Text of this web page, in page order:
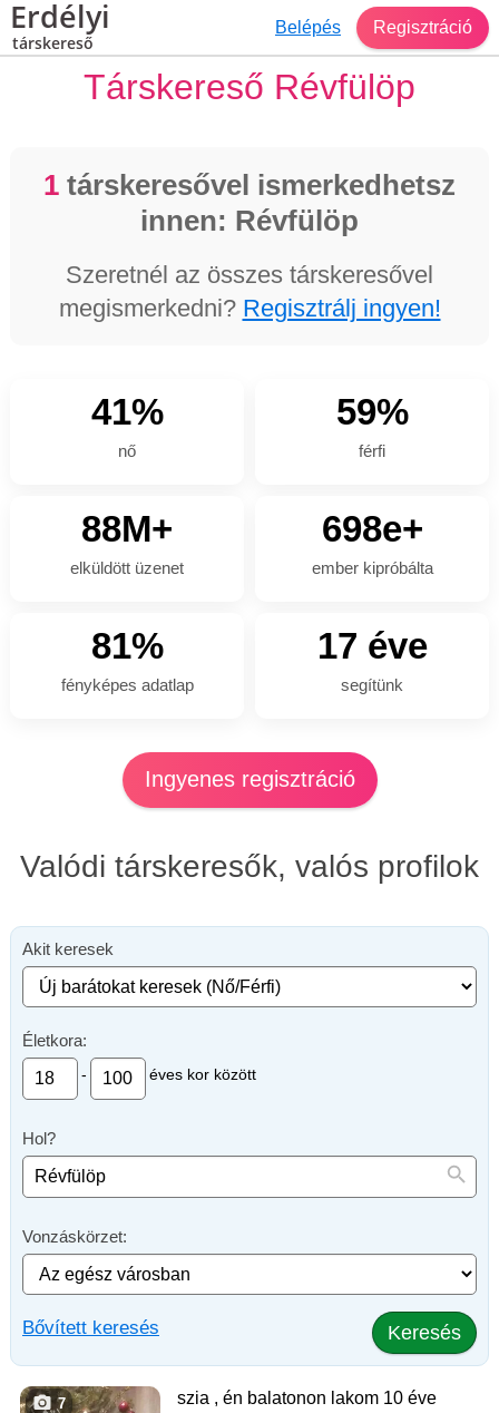
Erdélyi
társkereső
Belépés Regisztráció
Társkereső Révfülöp
1 társkeresővel ismerkedhetsz
innen: Révfülöp
Szeretnél az összes társkeresővel
megismerkedni? Regisztrálj ingyen!
41%
nő
59%
férfi
88M+
elküldött üzenet
698e+
ember kipróbálta
81%
fényképes adatlap
17 éve
segítünk
Ingyenes regisztráció
Valódi társkeresők, valós profilok
Akit keresek
Életkora:
- éves kor között
Hol?
Vonzáskörzet:
Bővített keresés Keresés
7
szia , én balatonon lakom 10 éve